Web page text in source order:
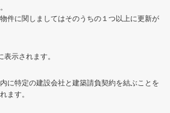
件に関しましてはそのうちの１つ以上に更新が
示されます。
に特定の建設会社と建築請負契約を結ぶことを
ます。